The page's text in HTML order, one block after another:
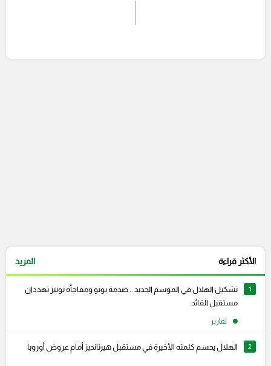
الأكثر قراءة المزيد
1
تشكيل الهلال في الموسم الجديد .. صدمة بونو ومفاجأة نونيز تهددان
مستقبل القائد
تقارير
2 الهلال يحسم كلمته الأخيرة في مستقبل هيرنانديز أمام عروض أوروبا